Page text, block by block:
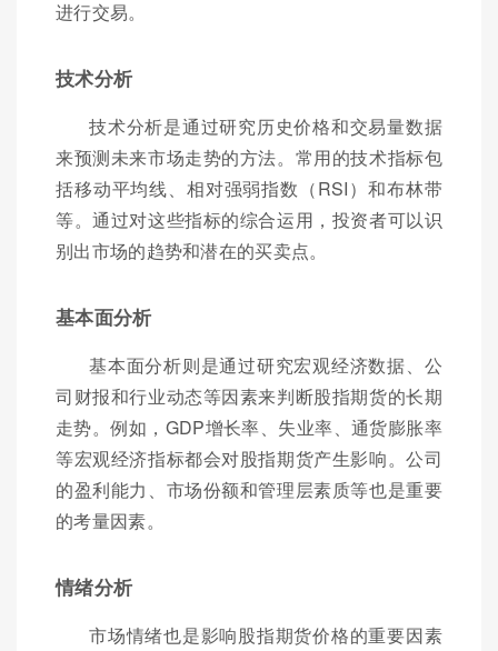
进行交易。
技术分析
技术分析是通过研究历史价格和交易量数据
来预测未来市场走势的方法。常用的技术指标包
括移动平均线、相对强弱指数（RSI）和布林带
等。通过对这些指标的综合运用，投资者可以识
别出市场的趋势和潜在的买卖点。
基本面分析
基本面分析则是通过研究宏观经济数据、公
司财报和行业动态等因素来判断股指期货的长期
走势。例如，GDP增长率、失业率、通货膨胀率
等宏观经济指标都会对股指期货产生影响。公司
的盈利能力、市场份额和管理层素质等也是重要
的考量因素。
情绪分析
市场情绪也是影响股指期货价格的重要因素